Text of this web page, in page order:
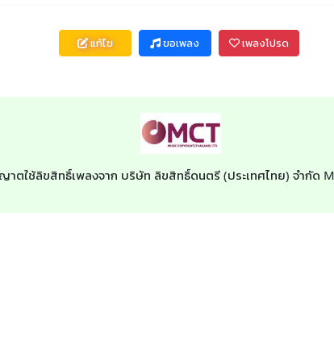
แก้ไข ขอเพลง เพลงโปรด
าตใช้ลิขสิทธิ์เพลงจาก บริษัท ลิขสิทธิ์ดนตรี (ประเทศไทย) จำกัด